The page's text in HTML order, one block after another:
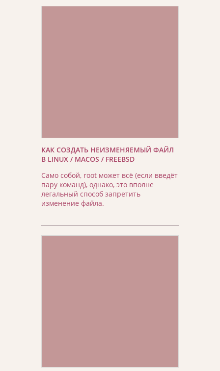
КАК СОЗДАТЬ НЕИЗМЕНЯЕМЫЙ ФАЙЛ
В LINUX / MACOS / FREEBSD
Само собой, root может всё (если введёт
пару команд), однако, это вполне
легальный способ запретить
изменение файла.